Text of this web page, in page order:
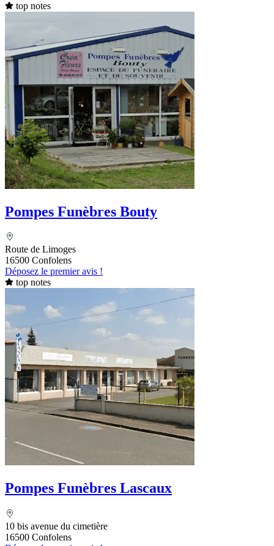
top notes
Pompes Funèbres Bouty
Route de Limoges
16500 Confolens
Déposez le premier avis !
top notes
Pompes Funèbres Lascaux
10 bis avenue du cimetière
16500 Confolens